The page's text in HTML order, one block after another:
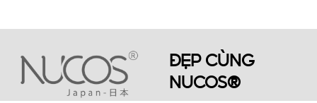
ĐẸP CÙNG
NUCOS®